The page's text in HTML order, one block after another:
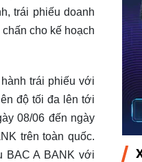
trái phiếu doanh
cho kế hoạch
trái phiếu với
độ tối đa lên tới
08/06 đến ngày
trên toàn quốc.
BAC A BANK với